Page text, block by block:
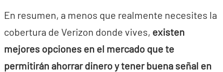
En resumen, a menos que realmente necesites la
cobertura de Verizon donde vives, existen
mejores opciones en el mercado que te
permitirán ahorrar dinero y tener buena señal en